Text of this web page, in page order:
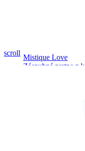
Mistique Love
Zásnubné prstne z
scroll